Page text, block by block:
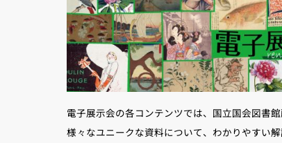
電子展示会の各コンテンツでは、国立国会図書
様々なユニークな資料について、わかりやすい解